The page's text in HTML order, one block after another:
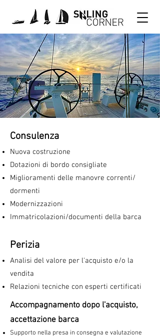
Consulenza
Nuova costruzione
Dotazioni di bordo consigliate
Miglioramenti delle manovre correnti/
dormenti
Modernizzazioni
Immatricolazioni/documenti della barca
Perizia
Analisi del valore per l'acquisto e/o la
vendita
Relazioni tecniche con esperti certificati
Accompagnamento dopo l'acquisto,
accettazione barca
Supporto nella presa in consegna e valutazione